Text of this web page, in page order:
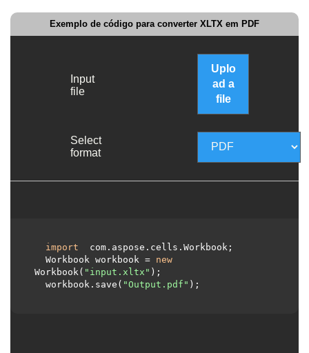
Exemplo de código para converter XLTX em PDF
Input
file
Uplo
ad a
file
Select
format
import
com.aspose.cells.Workbook;
  Workbook workbook =
new
Workbook( "input.xltx" );
  workbook.save(
"Output.pdf" );